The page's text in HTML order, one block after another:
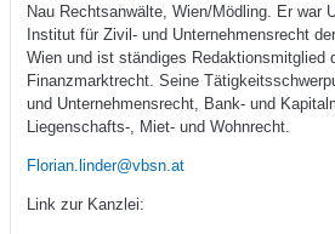
Nau Rechtsanwälte, Wien/Mödling. Er war
Institut für Zivil- und Unternehmensrecht
Wien und ist ständiges Redaktionsmitglied
Finanzmarktrecht. Seine
und Unternehmensrecht, Bank- und
Liegenschafts-, Miet- und Wohnrecht.
Florian.linder@vbsn.at
Link zur Kanzlei: